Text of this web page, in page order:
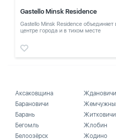
Gastello Minsk Residence
Gastello Minsk Residence
центре города и в тихом месте
Аксаковщина
Барановичи
Барань
Бегомль
Белоозёрск
Ждановичи
Житковичи
Жлобин
Жодино